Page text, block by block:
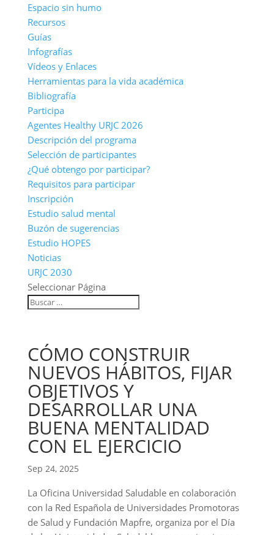
Espacio sin humo
Recursos
Guías
Infografías
Vídeos y Enlaces
Herramientas para la vida académica
Bibliografía
Participa
Agentes Healthy URJC 2026
Descripción del programa
Selección de participantes
¿Qué obtengo por participar?
Requisitos para participar
Inscripción
Estudio salud mental
Buzón de sugerencias
Estudio HOPES
Noticias
URJC 2030
Seleccionar Página
CÓMO CONSTRUIR
NUEVOS HÁBITOS, FIJAR
OBJETIVOS Y
DESARROLLAR UNA
BUENA MENTALIDAD
CON EL EJERCICIO
Sep 24, 2025
La Oficina Universidad Saludable en colaboración
con la Red Española de Universidades Promotoras
de Salud y Fundación Mapfre, organiza por el Día